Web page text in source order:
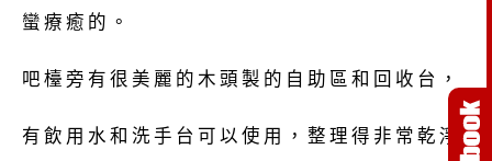
蠻療癒的。
吧檯旁有很美麗的木頭製的自助區和回收台，
有飲用水和洗手台可以使用，整理得非常乾淨